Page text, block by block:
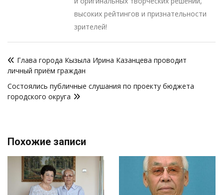
высоких рейтингов и признательности
зрителей!
по
записям
Глава города Кызыла Ирина Казанцева проводит
личный приём граждан
Состоялись публичные слушания по проекту бюджета
городского округа
Похожие записи